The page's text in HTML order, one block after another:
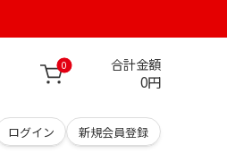
0 合計金額
0円
ログイン 新規会員登録